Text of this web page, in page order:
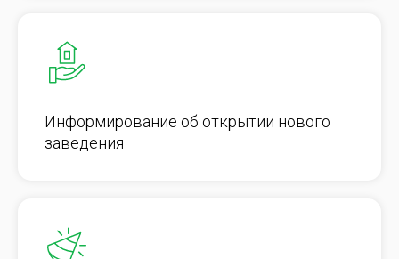
Информирование об открытии нового
заведения